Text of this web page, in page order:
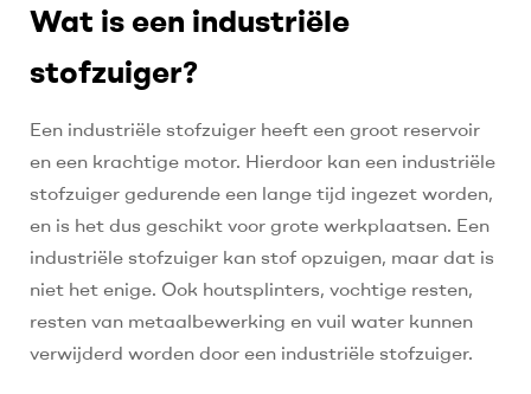
Wat is een industriële
stofzuiger?
Een industriële stofzuiger heeft een groot reservoir
en een krachtige motor. Hierdoor kan een industriële
stofzuiger gedurende een lange tijd ingezet worden,
en is het dus geschikt voor grote werkplaatsen. Een
industriële stofzuiger kan stof opzuigen, maar dat is
niet het enige. Ook houtsplinters, vochtige resten,
resten van metaalbewerking en vuil water kunnen
verwijderd worden door een industriële stofzuiger.